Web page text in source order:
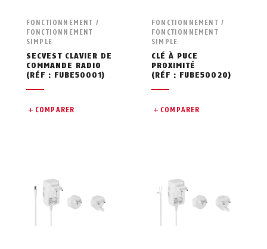
FONCTIONNEMENT /
FONCTIONNEMENT
SIMPLE
SECVEST CLAVIER DE
COMMANDE RADIO
(RÉF : FUBE50001)
COMPARER
FONCTIONNEMENT /
FONCTIONNEMENT
SIMPLE
CLÉ À PUCE
PROXIMITÉ
(RÉF : FUBE50020)
COMPARER